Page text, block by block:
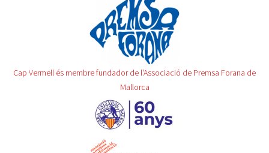
Cap Vermell és membre fundador de l'Associació de Premsa Forana de
Mallorca